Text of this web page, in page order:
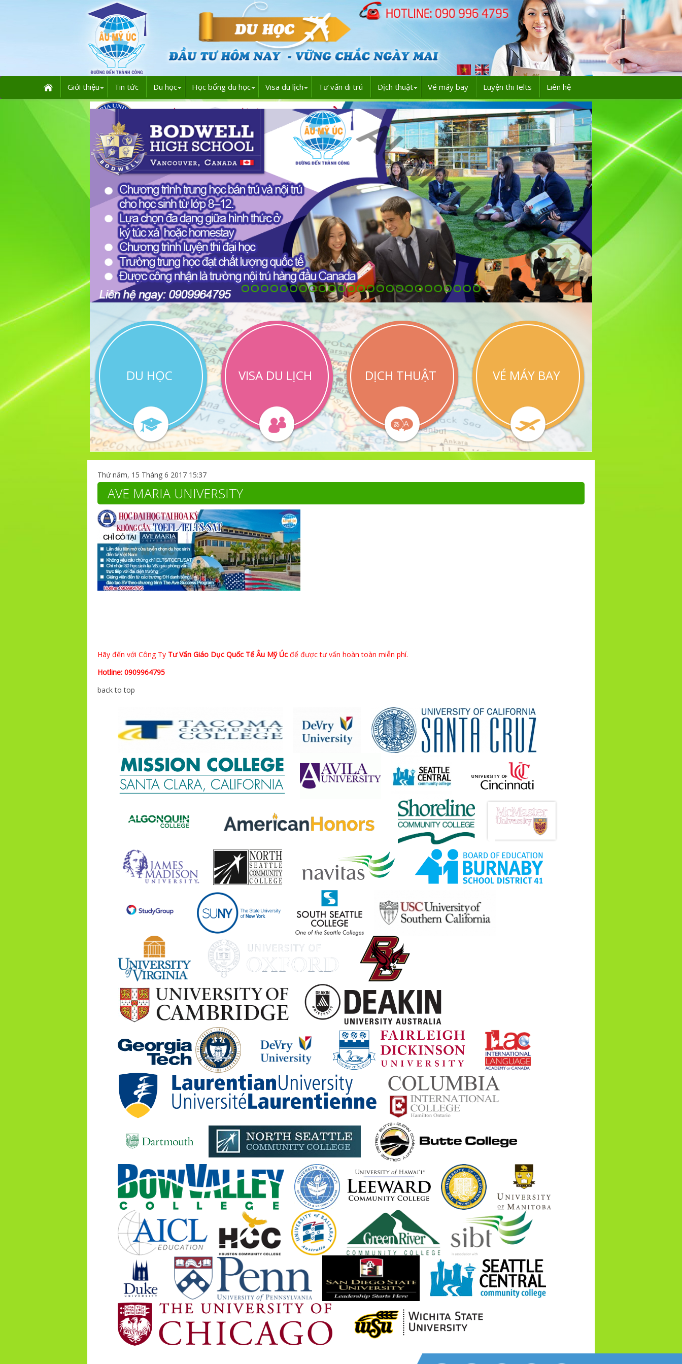
Giới thiệu Tin tức Du học Học bổng du học Visa du lịch Tư vấn di trú Dịch thuật Vé máy bay Luyện thi Ielts Liên hệ
DU HỌC VISA DU LỊCH DỊCH THUẬT VÉ MÁY BAY
Thứ năm, 15 Tháng 6 2017 15:37
AVE MARIA UNIVERSITY
Hãy đến với Công Ty Tư Vấn Giáo Dục Quốc Tế Âu Mỹ Úc để được tư vấn hoàn toàn miễn phí.
Hotline: 0909964795
back to top